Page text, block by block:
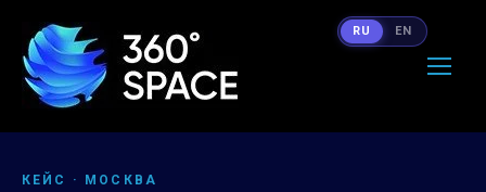
КЕЙС · МОСКВА
RU EN